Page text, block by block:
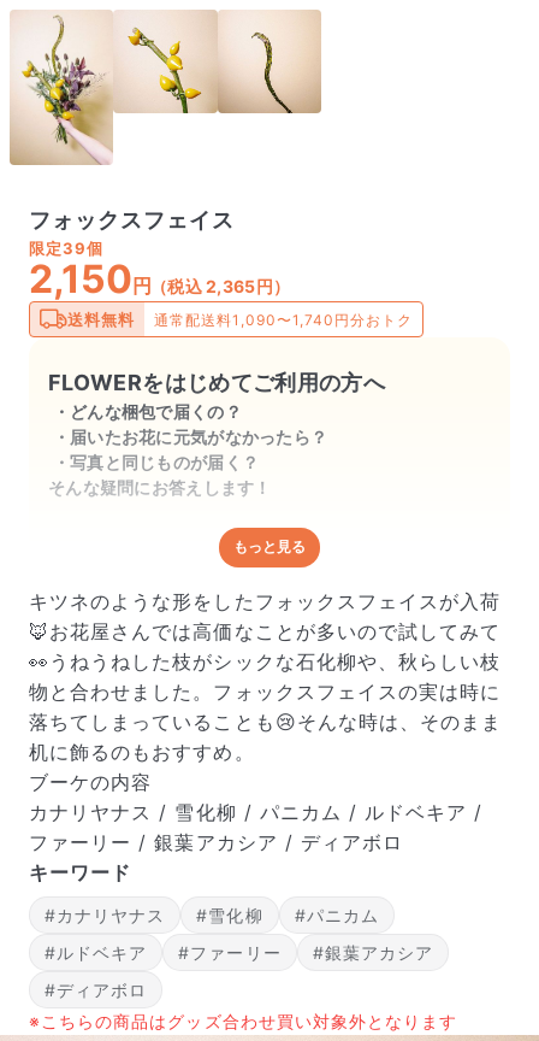
フォックスフェイス
限定39個
2,150 円 （税込 2,365円）
送料無料 通常配送料1,090〜1,740円分おトク
FLOWERをはじめてご利用の方へ
どんな梱包で届くの？
届いたお花に元気がなかったら？
写真と同じものが届く？
そんな疑問にお答えします！
どんな梱包で届くの？
出荷前に水揚げ（花が水を吸いやすくなる処理）を施
し、専用ボックスに丁寧に梱包してお届けしています。
きゅっとまとめられて一見窮屈そうに見えますが、輸送
中の衝撃による折れや擦れを軽減する効果があります。
もっと見る
キツネのような形をしたフォックスフェイスが入荷
🦊お花屋さんでは高価なことが多いので試してみて
👀うねうねした枝がシックな石化柳や、秋らしい枝
物と合わせました。フォックスフェイスの実は時に
落ちてしまっていることも😢そんな時は、そのまま
机に飾るのもおすすめ。
ブーケの内容
カナリヤナス / 雪化柳 / パニカム / ルドベキア /
ファーリー / 銀葉アカシア / ディアボロ
キーワード
#カナリヤナス #雪化柳
#パニカム
#ルドベキア
#ファーリー
#銀葉アカシア
#ディアボロ
※こちらの商品はグッズ合わせ買い対象外となります